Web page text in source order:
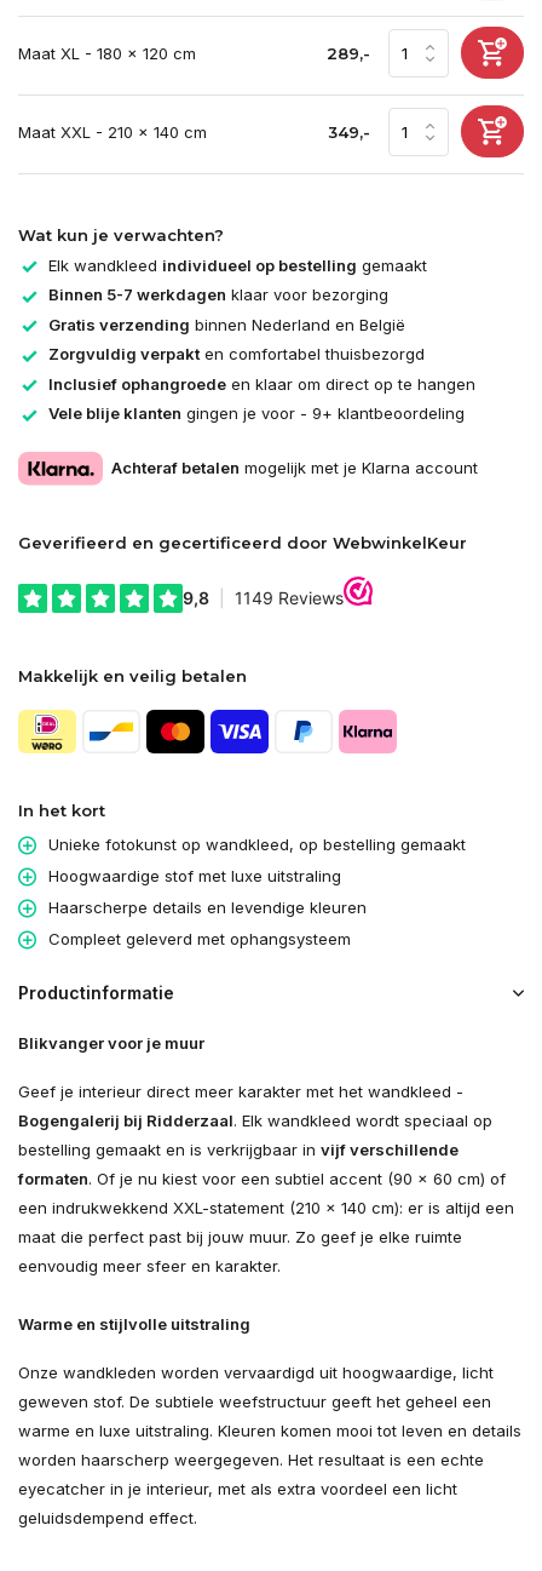
Maat XL - 180 x 120 cm 289,-
Maat XXL - 210 x 140 cm 349,-
Wat kun je verwachten?
Elk wandkleed individueel op bestelling gemaakt
Binnen 5-7 werkdagen klaar voor bezorging
Gratis verzending binnen Nederland en België
Zorgvuldig verpakten comfortabel thuisbezorgd
Inclusief ophangroede en klaar om direct op te hangen
Vele blije klanten gingen je voor - 9+ klantbeoordeling
Achteraf betalen mogelijk met je Klarna account
Geverifieerd en gecertificeerd door WebwinkelKeur
Makkelijk en veilig betalen
In het kort
Unieke fotokunst op wandkleed, op bestelling gemaakt
Hoogwaardige stof met luxe uitstraling
Haarscherpe details en levendige kleuren
Compleet geleverd met ophangsysteem
Productinformatie
Blikvanger voor je muur
Geef je interieur direct meer karakter met het wandkleed -
Bogengalerij bij Ridderzaal. Elk wandkleed wordt speciaal op
bestelling gemaakt en is verkrijgbaar in vijf verschillende
formaten. Of je nu kiest voor een subtiel accent (90 × 60 cm) of
een indrukwekkend XXL-statement (210 × 140 cm): er is altijd een
maat die perfect past bij jouw muur. Zo geef je elke ruimte
eenvoudig meer sfeer en karakter.
Warme en stijlvolle uitstraling
Onze wandkleden worden vervaardigd uit hoogwaardige, licht
geweven stof. De subtiele weefstructuur geeft het geheel een
warme en luxe uitstraling. Kleuren komen mooi tot leven en details
worden haarscherp weergegeven. Het resultaat is een echte
eyecatcher in je interieur, met als extra voordeel een licht
geluidsdempend effect.